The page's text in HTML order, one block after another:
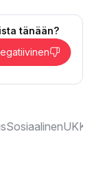
tänään?
SosiaalinenUKK:t